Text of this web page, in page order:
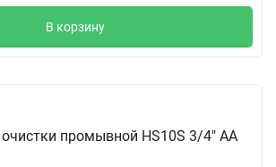
В корзину
промывной HS10S 3/4" АА